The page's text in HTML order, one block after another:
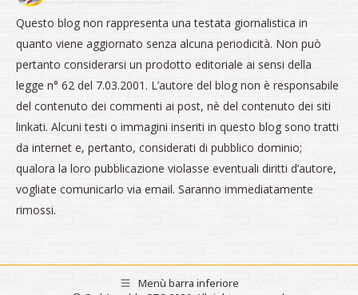
Questo blog non rappresenta una testata giornalistica in
quanto viene aggiornato senza alcuna periodicità. Non può
pertanto considerarsi un prodotto editoriale ai sensi della
legge n° 62 del 7.03.2001. L’autore del blog non è responsabile
del contenuto dei commenti ai post, nè del contenuto dei siti
linkati. Alcuni testi o immagini inseriti in questo blog sono tratti
da internet e, pertanto, considerati di pubblico dominio;
qualora la loro pubblicazione violasse eventuali diritti d’autore,
vogliate comunicarlo via email. Saranno immediatamente
rimossi.
Menù barra inferiore